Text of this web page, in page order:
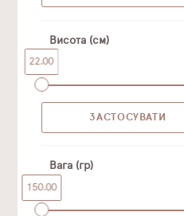
Висота (см)
22.00
Вага (гр)
150.00